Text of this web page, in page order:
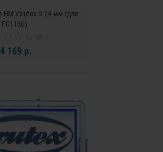
HM Virutex D 24 мм (для
FC116U)
4 169 р.